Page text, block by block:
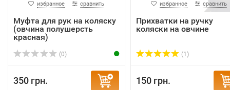
избранное сравнить
Муфта для рук на коляску
(овчина полушерсть
красная)
(0)
350 грн.
избранное сравнить
Прихватки на ручку
коляски на овчине
(1)
150 грн.